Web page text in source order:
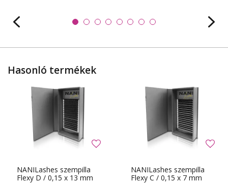
Hasonló termékek
NANILashes szempilla
Flexy D / 0,15 x 13 mm
NANILashes szempilla
Flexy C / 0,15 x 7 mm